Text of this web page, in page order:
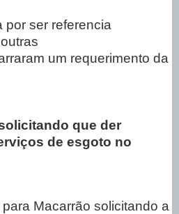
por ser referencia
um requerimento da
que der
de esgoto no
Macarrão solicitando a